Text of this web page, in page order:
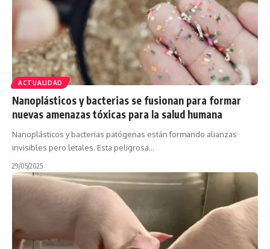
ACTUALIDAD
Nanoplásticos y bacterias se fusionan para formar
nuevas amenazas tóxicas para la salud humana
Nanoplásticos y bacterias patógenas están formando alianzas
invisibles pero letales. Esta peligrosa…
29/05/2025